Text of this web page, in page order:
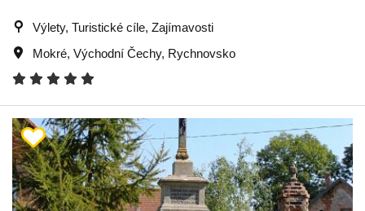
Výlety, Turistické cíle, Zajímavosti
Mokré, Východní Čechy, Rychnovsko